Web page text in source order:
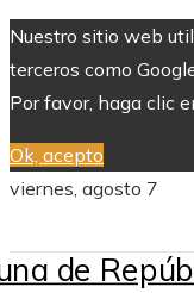
Nuestro sitio web
terceros como
Por favor, haga clic
Ok, acepto
viernes, agosto 7